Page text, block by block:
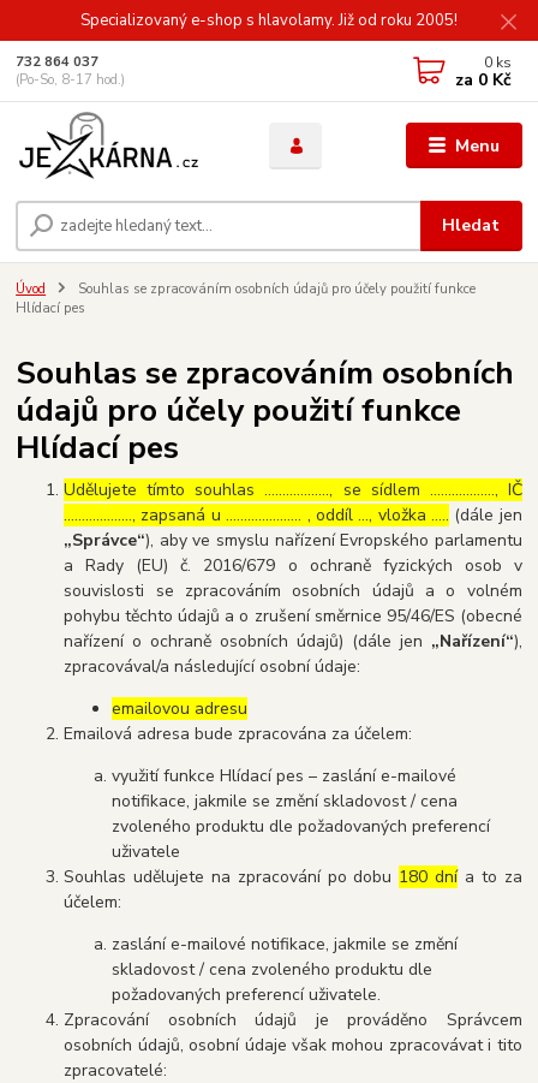
Specializovaný e-shop s hlavolamy. Již od roku 2005!
Menu
Hledat
732 864 037
(Po-So, 8-17 hod.)
0 ks
za 0 Kč
Úvod
Souhlas se zpracováním osobních údajů pro účely použití funkce
Hlídací pes
Souhlas se zpracováním osobních
údajů pro účely použití funkce
Hlídací pes
Udělujete tímto souhlas ……………..., se sídlem ………………, IČ
………………., zapsaná u ………………… , oddíl …, vložka ….. (dále jen
„Správce“), aby ve smyslu nařízení Evropského parlamentu
a Rady (EU) č. 2016/679 o ochraně fyzických osob v
souvislosti se zpracováním osobních údajů a o volném
pohybu těchto údajů a o zrušení směrnice 95/46/ES (obecné
nařízení o ochraně osobních údajů) (dále jen „Nařízení“),
zpracovával/a následující osobní údaje:
emailovou adresu
Emailová adresa bude zpracována za účelem:
využití funkce Hlídací pes – zaslání e-mailové
notifikace, jakmile se změní skladovost / cena
zvoleného produktu dle požadovaných preferencí
uživatele
Souhlas udělujete na zpracování po dobu 180 dnía to za
účelem:
zaslání e-mailové notifikace, jakmile se změní
skladovost / cena zvoleného produktu dle
požadovaných preferencí uživatele.
Zpracování osobních údajů je prováděno Správcem
osobních údajů, osobní údaje však mohou zpracovávat i tito
zpracovatelé: